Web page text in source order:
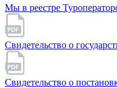
Мы в реестре
Свидетельство о
Свидетельство о